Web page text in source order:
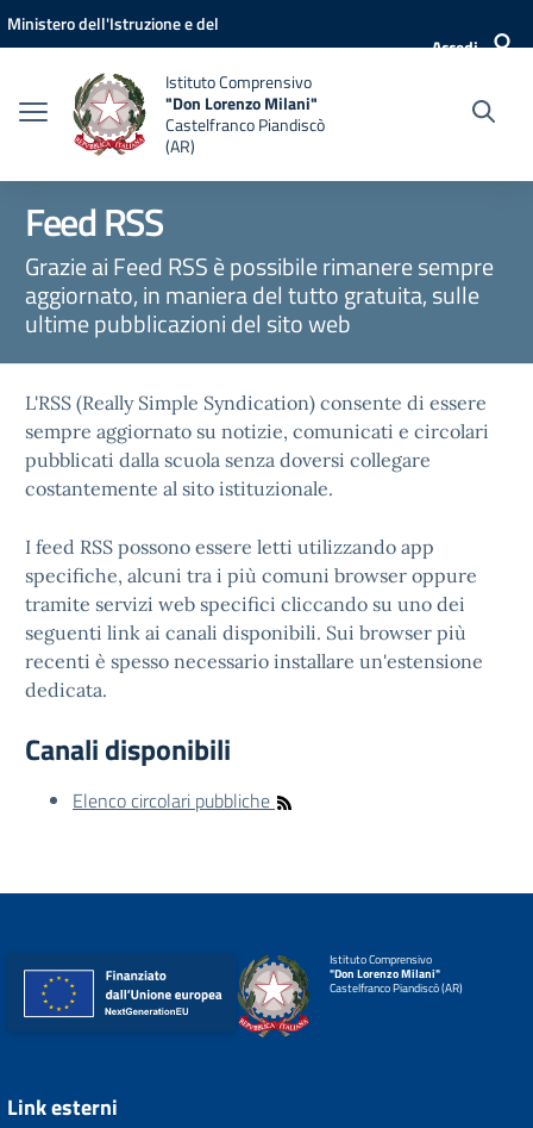
Vai ai contenuti
Vai al menu di navigazione
Vai al footer
Ministero dell'Istruzione e del
Accedi
Istituto Comprensivo
"Don Lorenzo Milani"
Castelfranco Piandiscò
(AR)
Feed RSS
Grazie ai Feed RSS è possibile rimanere sempre
aggiornato, in maniera del tutto gratuita, sulle
ultime pubblicazioni del sito web
L'RSS (Really Simple Syndication) consente di essere
sempre aggiornato su notizie, comunicati e circolari
pubblicati dalla scuola senza doversi collegare
costantemente al sito istituzionale.
I feed RSS possono essere letti utilizzando app
specifiche, alcuni tra i più comuni browser oppure
tramite servizi web specifici cliccando su uno dei
seguenti link ai canali disponibili. Sui browser più
recenti è spesso necessario installare un'estensione
dedicata.
Canali disponibili
Elenco circolari pubbliche
Istituto Comprensivo
"Don Lorenzo Milani"
Castelfranco Piandiscò (AR)
Link esterni